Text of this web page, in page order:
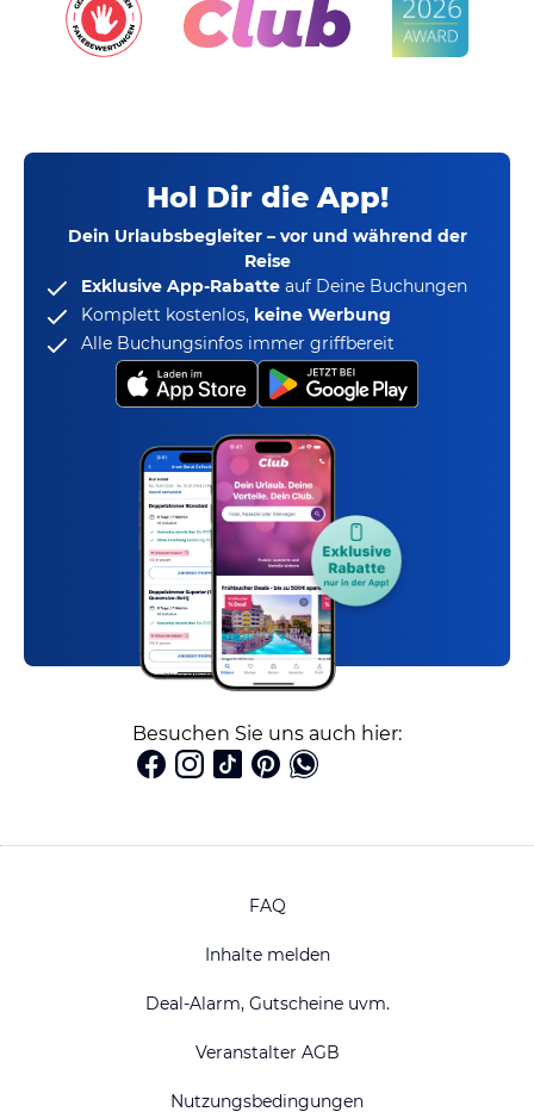
Hol Dir die App!
Dein Urlaubsbegleiter – vor und während der
Reise
Exklusive App-Rabatte auf Deine Buchungen
Komplett kostenlos, keine Werbung
Alle Buchungsinfos immer griffbereit
Besuchen Sie uns auch hier:
FAQ
Inhalte melden
Deal-Alarm, Gutscheine uvm.
Veranstalter AGB
Nutzungsbedingungen